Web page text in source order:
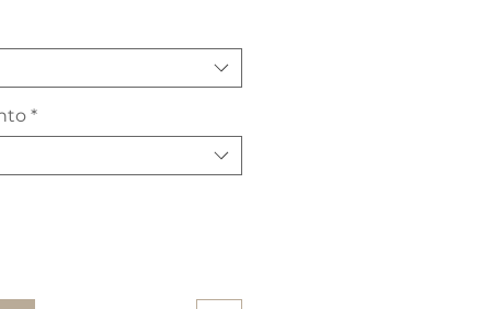
*